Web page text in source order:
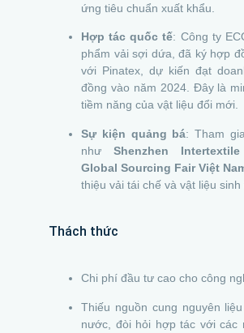
ứng tiêu chuẩn xuất khẩu.
Hợp tác quốc tế: Công ty
phẩm vải sợi dứa, đã ký hợp
với Pinatex, dự kiến đạt
đồng vào năm 2024. Đây là
tiềm năng của vật liệu đổi mới.
Sự kiện quảng bá: Tham
như Shenzhen
Global Sourcing Fair Việt
thiệu vải tái chế và vật liệu sinh
Thách thức
Chi phí đầu tư cao cho công
Thiếu nguồn cung nguyên
nước, đòi hỏi hợp tác với các